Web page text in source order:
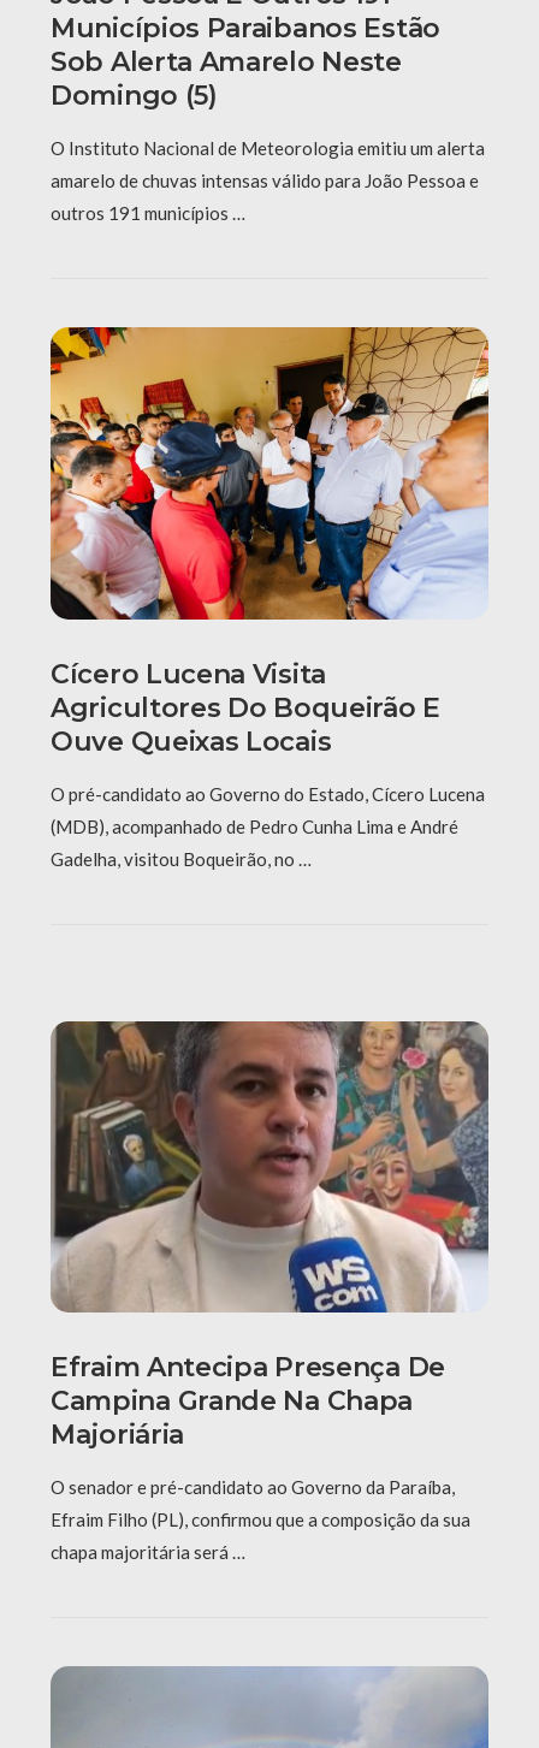
Municípios Paraibanos Estão
Sob Alerta Amarelo Neste
Domingo (5)
O Instituto Nacional de Meteorologia emitiu um alerta
amarelo de chuvas intensas válido para João Pessoa e
outros 191 municípios …
Cícero Lucena Visita
Agricultores Do Boqueirão E
Ouve Queixas Locais
O pré-candidato ao Governo do Estado, Cícero Lucena
(MDB), acompanhado de Pedro Cunha Lima e André
Gadelha, visitou Boqueirão, no …
Efraim Antecipa Presença De
Campina Grande Na Chapa
Majoriária
O senador e pré-candidato ao Governo da Paraíba,
Efraim Filho (PL), confirmou que a composição da sua
chapa majoritária será …